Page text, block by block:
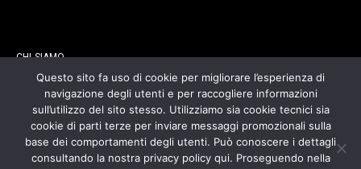
CHI SIAMO
CONTATTI
COOKIES POLICY
Questo sito fa uso di cookie per migliorare l’esperienza di
navigazione degli utenti e per raccogliere informazioni
sull’utilizzo del sito stesso. Utilizziamo sia cookie tecnici sia
cookie di parti terze per inviare messaggi promozionali sulla
base dei comportamenti degli utenti. Può conoscere i dettagli
consultando la nostra privacy policy qui. Proseguendo nella